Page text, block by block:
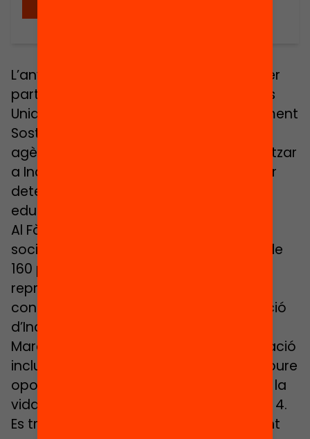
L’any 2015, en el context de l’adopció per
part de l’Assemblea General de Nacions
Unides dels Objectius de Desenvolupament
Sostenible (ODS), la UNESCO i sis altres
agències de Nacions Unides van organitzar
a Incheon el World Education Forum, per
determinar les prioritats globals sobre
educació per als pròxims quinze anys
Al Fòrum hi van assistir entitats de la
societat civil d’arreu del món, governs de
160 països, organismes multilaterals i
representants del món educatiu. Les
conclusions es van recollir a la Declaració
d’Incheon Educació 2030, junt amb un
Marc d’Acció, per a “Garantir una educació
inclusiva i equitativa de qualitat i promoure
oportunitats d’aprenentatge al llarg de la
vida per a tothom”, com estableix l’ODS 4.
Es tracta d’una Declaració molt rellevant